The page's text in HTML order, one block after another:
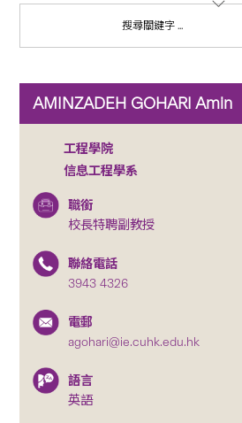
AMINZADEH GOHARI Amin
工程學院
信息工程學系
職銜
校長特聘副教授
聯絡電話
3943 4326
電郵
agohari@ie.cuhk.edu.hk
語言
英語